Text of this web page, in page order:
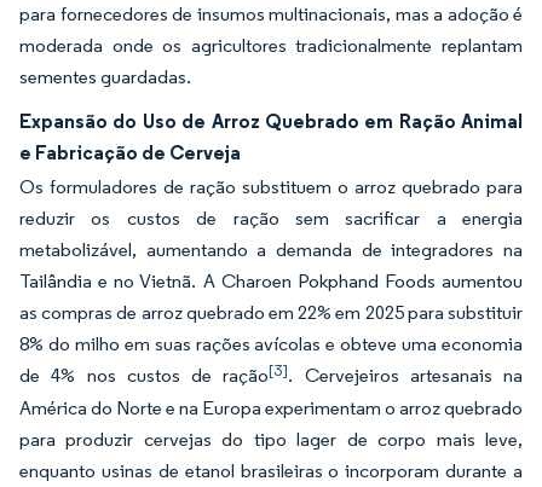
para fornecedores de insumos multinacionais, mas a adoção é
moderada onde os agricultores tradicionalmente replantam
sementes guardadas.
Expansão do Uso de Arroz Quebrado em Ração Animal
e Fabricação de Cerveja
Os formuladores de ração substituem o arroz quebrado para
reduzir os custos de ração sem sacrificar a energia
metabolizável, aumentando a demanda de integradores na
Tailândia e no Vietnã. A Charoen Pokphand Foods aumentou
as compras de arroz quebrado em 22% em 2025 para substituir
8% do milho em suas rações avícolas e obteve uma economia
de 4% nos custos de ração[3]. Cervejeiros artesanais na
América do Norte e na Europa experimentam o arroz quebrado
para produzir cervejas do tipo lager de corpo mais leve,
enquanto usinas de etanol brasileiras o incorporam durante a